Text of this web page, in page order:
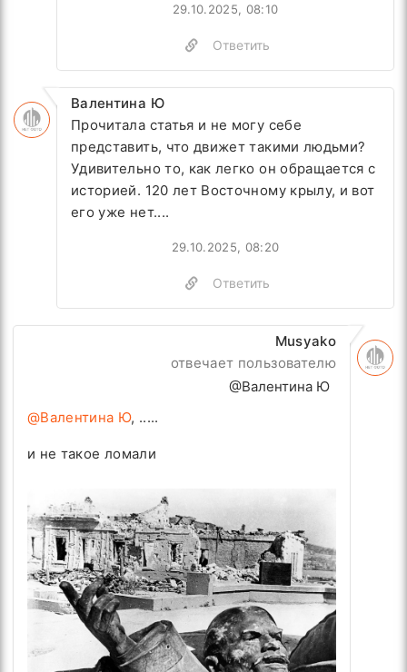
29.10.2025, 08:10
Ответить
Валентина Ю
Прочитала статья и не могу себе
представить, что движет такими людьми?
Удивительно то, как легко он обращается с
историей. 120 лет Восточному крылу, и вот
его уже нет....
29.10.2025, 08:20
Ответить
Musyako
отвечает пользователю
@Валентина Ю
@Валентина Ю, .....
и не такое ломали